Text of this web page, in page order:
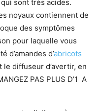
sont très acides.
noyaux contiennent de
des symptômes
pour laquelle vous
d’amandes d’abricots
le diffuseur d’avertir, en
PAS PLUS D’1 A